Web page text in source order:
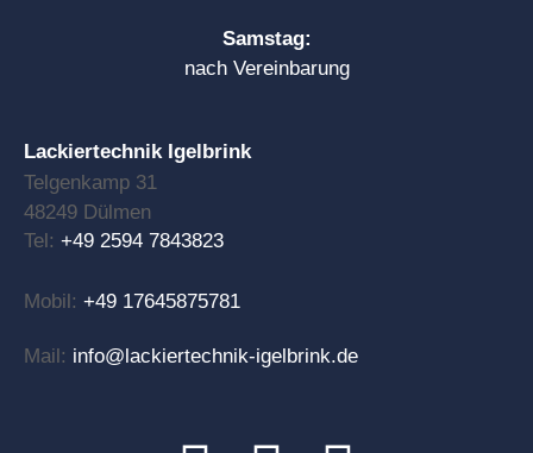
Samstag:
nach Vereinbarung
Lackiertechnik Igelbrink
Telgenkamp 31
48249 Dülmen
Tel: +49 2594 7843823
Mobil: +49 17645875781
Mail: info@lackiertechnik-igelbrink.de